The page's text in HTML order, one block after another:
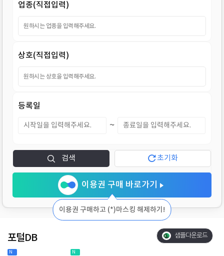
업종(직접입력)
상호(직접입력)
등록일
~
검색 초기화
이용권 구매 바로가기
이용권 구매하고 (*)마스킹 해제하기!
포털DB
N N
샘플다운로드